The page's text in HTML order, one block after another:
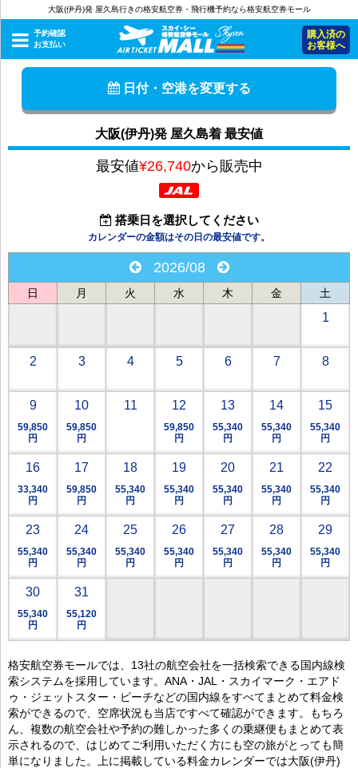
大阪(伊丹)発 屋久島行きの格安航空券・飛行機予約なら格安航空券モール
予約確認
お支払い
購入済の
お客様へ
日付・空港を変更する
大阪(伊丹)発 屋久島着 最安値
最安値¥26,740から販売中
搭乗日を選択してください
カレンダーの金額はその日の最安値です。
2026/08
日 月 火 水 木 金 土
1
2 3 4 5 6 7 8
9
59,850
円
10
59,850
円
11 12
59,850
円
13
55,340
円
14
55,340
円
15
55,340
円
16
33,340
円
17
59,850
円
18
55,340
円
19
55,340
円
20
55,340
円
21
55,340
円
22
55,340
円
23
55,340
円
24
55,340
円
25
55,340
円
26
55,340
円
27
55,340
円
28
55,340
円
29
55,340
円
30
55,340
円
31
55,120
円
格安航空券モールでは、13社の航空会社を一括検索できる国内線検
索システムを採用しています。ANA・JAL・スカイマーク・エアド
ゥ・ジェットスター・ピーチなどの国内線をすべてまとめて料金検
索ができるので、空席状況も当店ですべて確認ができます。もちろ
ん、複数の航空会社や予約の難しかった多くの乗継便もまとめて表
示されるので、はじめてご利用いただく方にも空の旅がとっても簡
単になりました。上に掲載している料金カレンダーでは大阪(伊丹)